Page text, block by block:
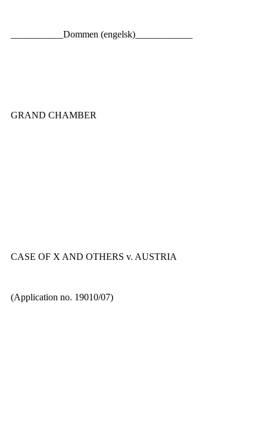
___________Dommen (engelsk)____________
GRAND CHAMBER
CASE OF X AND OTHERS v. AUSTRIA
(Application no. 19010/07)